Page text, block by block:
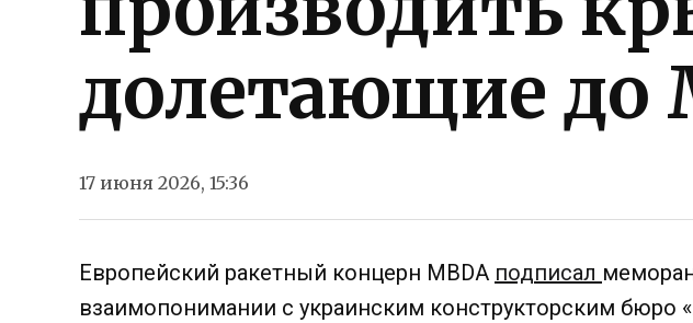
долетающие до
17 июня 2026, 15:36
Европейский ракетный концерн MBDA подписал
взаимопонимании с украинским конструкторским бюро